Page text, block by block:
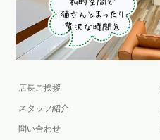
店長ご挨拶
スタッフ紹介
問い合わせ